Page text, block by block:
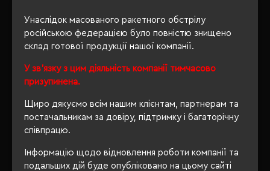
Унаслідок масованого ракетного обстрілу
російською федерацією було повністю знищено
склад готової продукції нашої компанії.
У зв'язку з цим діяльність компанії тимчасово
призупинена.
Щиро дякуємо всім нашим клієнтам, партнерам та
постачальникам за довіру, підтримку і багаторічну
співпрацю.
Інформацію щодо відновлення роботи компанії та
подальших дій буде опубліковано на цьому сайті
ВІДГУКИ
РЕКОМЕНДУЄМО